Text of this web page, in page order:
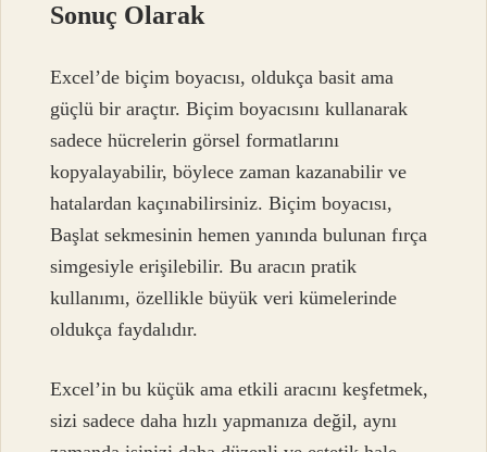
Sonuç Olarak
Excel’de biçim boyacısı, oldukça basit ama
güçlü bir araçtır. Biçim boyacısını kullanarak
sadece hücrelerin görsel formatlarını
kopyalayabilir, böylece zaman kazanabilir ve
hatalardan kaçınabilirsiniz. Biçim boyacısı,
Başlat sekmesinin hemen yanında bulunan fırça
simgesiyle erişilebilir. Bu aracın pratik
kullanımı, özellikle büyük veri kümelerinde
oldukça faydalıdır.
Excel’in bu küçük ama etkili aracını keşfetmek,
sizi sadece daha hızlı yapmanıza değil, aynı